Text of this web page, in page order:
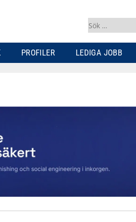
Sök
efter:
PROFILER LEDIGA JOBB